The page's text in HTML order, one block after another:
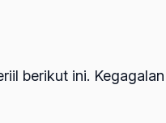
berikut ini.